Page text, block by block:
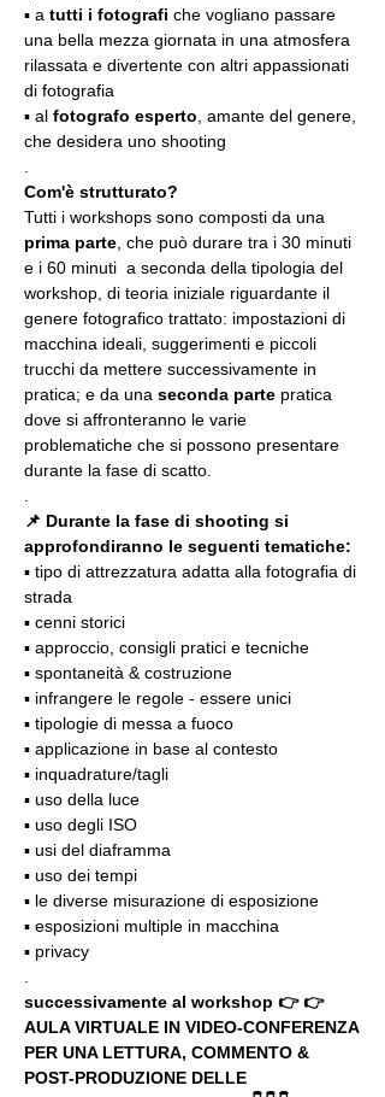
▪️ a tutti i fotografi che vogliano passare
una bella mezza giornata in una atmosfera
rilassata e divertente con altri appassionati
di fotografia
▪️ al fotografo esperto , amante del genere,
che desidera uno shooting
Com'è strutturato?
Tutti i workshops sono composti da una
prima parte , che può durare tra i 30 minuti
e i 60 minuti  a seconda della tipologia del
workshop, di teoria iniziale riguardante il
genere fotografico trattato: impostazioni di
macchina ideali, suggerimenti e piccoli
trucchi da mettere successivamente in
pratica; e da una seconda parte pratica
dove si affronteranno le varie
problematiche che si possono presentare
durante la fase di scatto.
📌 Durante la fase di shooting si
approfondiranno le seguenti tematiche:
▪️ tipo di attrezzatura adatta alla fotografia di
strada
▪️ cenni storici
▪️ approccio, consigli pratici e tecniche
▪️ spontaneità & costruzione
▪️ infrangere le regole - essere unici
▪️ tipologie di messa a fuoco
▪️ applicazione in base al contesto
▪️ inquadrature/tagli
▪️ uso della luce
▪️ uso degli ISO
▪️ usi del diaframma
▪️ uso dei tempi
▪️ le diverse misurazione di esposizione
▪️ esposizioni multiple in macchina
▪️ privacy
successivamente al workshop 👉 👉
AULA VIRTUALE IN VIDEO-CONFERENZA
PER UNA LETTURA, COMMENTO &
POST-PRODUZIONE DELLE